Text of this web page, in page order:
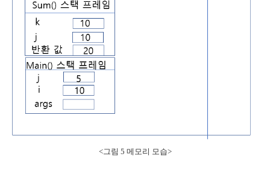
<그림 5 메모리 모습>